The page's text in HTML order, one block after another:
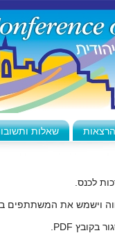
שאלות
לכנס.
וישמש את המשתתפים
בקובץ PDF